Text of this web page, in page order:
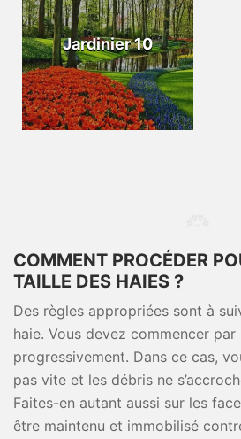
Jardinier 10
COMMENT PROCÉDER
TAILLE DES HAIES ?
Des règles appropriées sont à
haie. Vous devez commencer
progressivement. Dans ce cas,
pas vite et les débris ne
Faites-en autant aussi sur les
être maintenu et immobilisé